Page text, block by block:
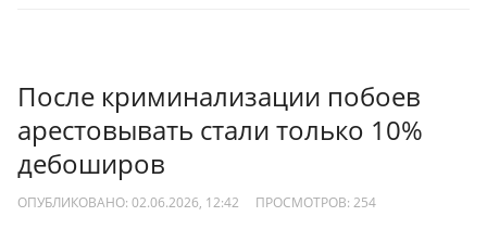
После криминализации побоев
арестовывать стали только 10%
дебоширов
ОПУБЛИКОВАНО: 02.06.2026, 12:42 ПРОСМОТРОВ: 254